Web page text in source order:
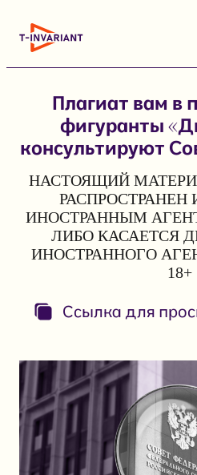
Плагиат вам в
фигуранты
консультируют
НАСТОЯЩИЙ
РАСПРОСТРАНЕН
ИНОСТРАННЫМ
ЛИБО КАСАЕТСЯ
ИНОСТРАННОГО
18+
Ссылка для